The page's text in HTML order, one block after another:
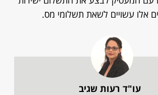
אלו עשויים לשאת תשלומי מס.
עו"ד רעות שגיב